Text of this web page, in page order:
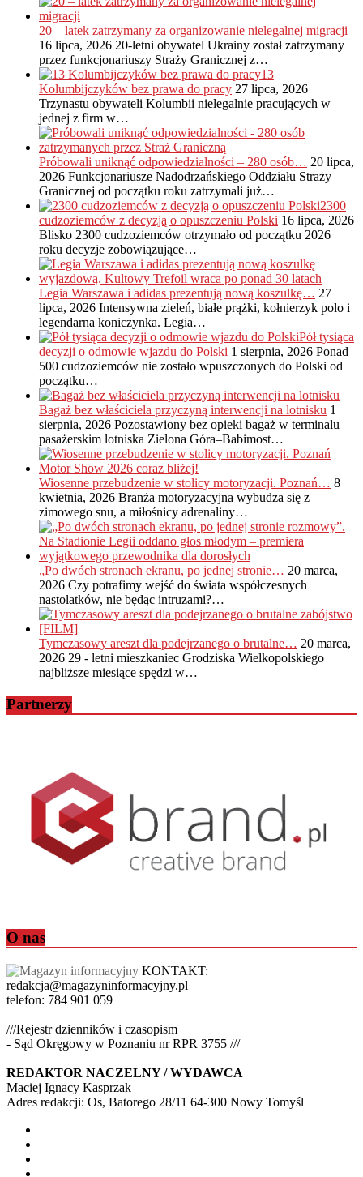
20 – latek zatrzymany za organizowanie nielegalnej migracji
16 lipca, 2026 20-letni obywatel Ukrainy został zatrzymany
przez funkcjonariuszy Straży Granicznej z…
13
Kolumbijczyków bez prawa do pracy 27 lipca, 2026
Trzynastu obywateli Kolumbii nielegalnie pracujących w
jednej z firm w…
Próbowali uniknąć odpowiedzialności – 280 osób… 20 lipca,
2026 Funkcjonariusze Nadodrzańskiego Oddziału Straży
Granicznej od początku roku zatrzymali już…
2300
cudzoziemców z decyzją o opuszczeniu Polski 16 lipca, 2026
Blisko 2300 cudzoziemców otrzymało od początku 2026
roku decyzje zobowiązujące…
Legia Warszawa i adidas prezentują nową koszulkę… 27
lipca, 2026 Intensywna zieleń, białe prążki, kołnierzyk polo i
legendarna koniczynka. Legia…
Pół tysiąca
decyzji o odmowie wjazdu do Polski 1 sierpnia, 2026 Ponad
500 cudzoziemców nie zostało wpuszczonych do Polski od
początku…
Bagaż bez właściciela przyczyną interwencji na lotnisku 1
sierpnia, 2026 Pozostawiony bez opieki bagaż w terminalu
pasażerskim lotniska Zielona Góra–Babimost…
Wiosenne przebudzenie w stolicy motoryzacji. Poznań… 8
kwietnia, 2026 Branża motoryzacyjna wybudza się z
zimowego snu, a miłośnicy adrenaliny…
„Po dwóch stronach ekranu, po jednej stronie… 20 marca,
2026 Czy potrafimy wejść do świata współczesnych
nastolatków, nie będąc intruzami?…
Tymczasowy areszt dla podejrzanego o brutalne… 20 marca,
2026 29 - letni mieszkaniec Grodziska Wielkopolskiego
najbliższe miesiące spędzi w…
Partnerzy
O nas
KONTAKT:
redakcja@magazyninformacyjny.pl
telefon: 784 901 059
///Rejestr dzienników i czasopism
- Sąd Okręgowy w Poznaniu nr RPR 3755 ///
REDAKTOR NACZELNY / WYDAWCA
Maciej Ignacy Kasprzak
Adres redakcji: Os, Batorego 28/11 64-300 Nowy Tomyśl